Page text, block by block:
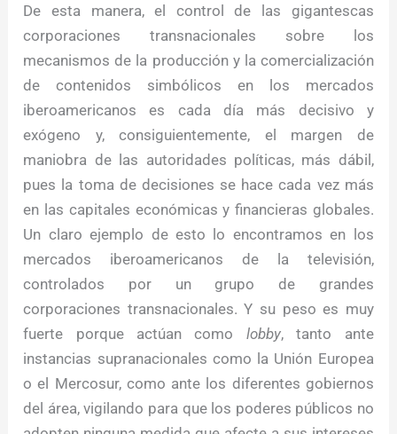
De esta manera, el control de las gigantescas
corporaciones transnacionales sobre los
mecanismos de la producción y la comercialización
de contenidos simbólicos en los mercados
iberoamericanos es cada día más decisivo y
exógeno y, consiguientemente, el margen de
maniobra de las autoridades políticas, más dábil,
pues la toma de decisiones se hace cada vez más
en las capitales económicas y financieras globales.
Un claro ejemplo de esto lo encontramos en los
mercados iberoamericanos de la televisión,
controlados por un grupo de grandes
corporaciones transnacionales. Y su peso es muy
fuerte porque actúan como lobby, tanto ante
instancias supranacionales como la Unión Europea
o el Mercosur, como ante los diferentes gobiernos
del área, vigilando para que los poderes públicos no